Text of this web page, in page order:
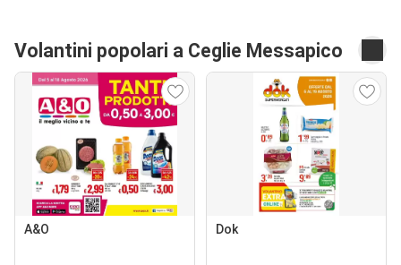
Volantini popolari a Ceglie Messapico
A&O Dok